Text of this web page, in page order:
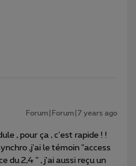
Forum|Forum|7 years ago
, pour ça , c'est rapide ! !
,j'ai le témoin "access
du 2,4 " , j'ai aussi reçu un